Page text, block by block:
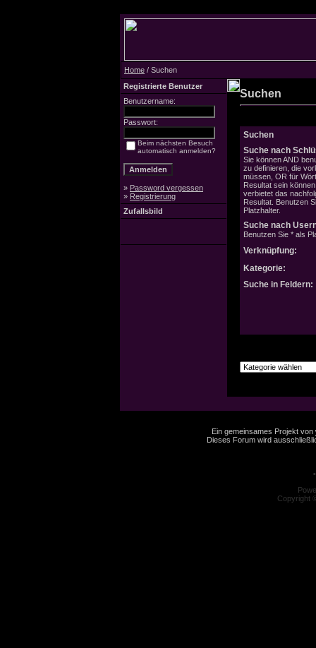
Home / Suchen
Registrierte Benutzer
Benutzername:
Passwort:
Beim nächsten Besuch
automatisch anmelden?
» Password vergessen
» Registrierung
Zufallsbild
Suchen
Suchen
Suche nach
Sie können AND
zu definieren, die
müssen, OR für
Resultat sein
verbietet das
Resultat. Benutzen
Platzhalter.
Suche nach
Benutzen Sie * als
Verknüpfung:
Kategorie:
Suche in Feldern:
Ein gemeinsames Projekt von
Dieses Forum wird
Copyright